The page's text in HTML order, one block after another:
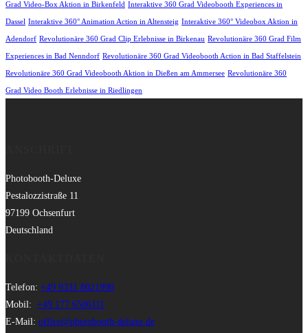
Grad Video-Box Aktion in Birkenfeld Interaktive 360 Grad Videobooth Experiences in
Dassel Interaktive 360° Animation Action in Altensteig Interaktive 360° Videobox Aktion in
Adendorf Revolutionäre 360 Grad Clip Erlebnisse in Birkenau Revolutionäre 360 Grad Film
Experiences in Bad Nenndorf Revolutionäre 360 Grad Videobooth Action in Bad Staffelstein
Revolutionäre 360 Grad Videobooth Aktion in Dießen am Ammersee Revolutionäre 360
Grad Video Booth Erlebnisse in Riedlingen
Photobooth-Deluxe
Pestalozzistraße 11
97199 Ochsenfurt
Deutschland
Telefon: +49 9331 8021990
Mobil: +49 177 6506111
E-Mail: office@photobooth-deluxe.de